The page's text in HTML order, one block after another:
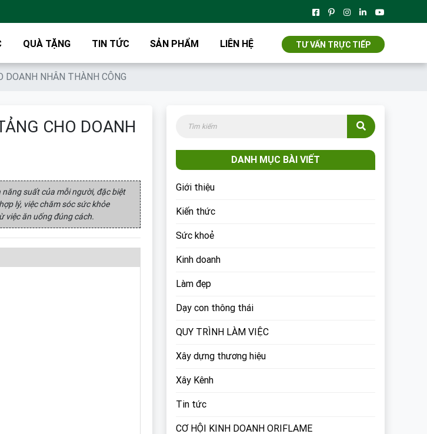
QUÀ TẶNG TIN TỨC SẢN PHẨM LIÊN HỆ TƯ VẤN TRỰC TIẾP
DOANH NHÂN THÀNH CÔNG
CHO DOANH
suất của mỗi người, đặc biệt
lý, việc chăm sóc sức khỏe
việc ăn uống đúng cách.
DANH MỤC BÀI VIẾT
Giới thiệu
Kiến thức
Sức khoẻ
Kinh doanh
Làm đẹp
Dạy con thông thái
QUY TRÌNH LÀM VIỆC
Xây dựng thương hiệu
Xây Kênh
Tin tức
CƠ HỘI KINH DOANH ORIFLAME